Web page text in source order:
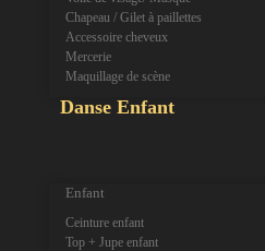
Chapeau / Gilet à paillettes
Accessoire cheveux
Mercerie
Maquillage de scène
Danse Enfant
Enfant
Ceinture enfant
Top + Jupe enfant